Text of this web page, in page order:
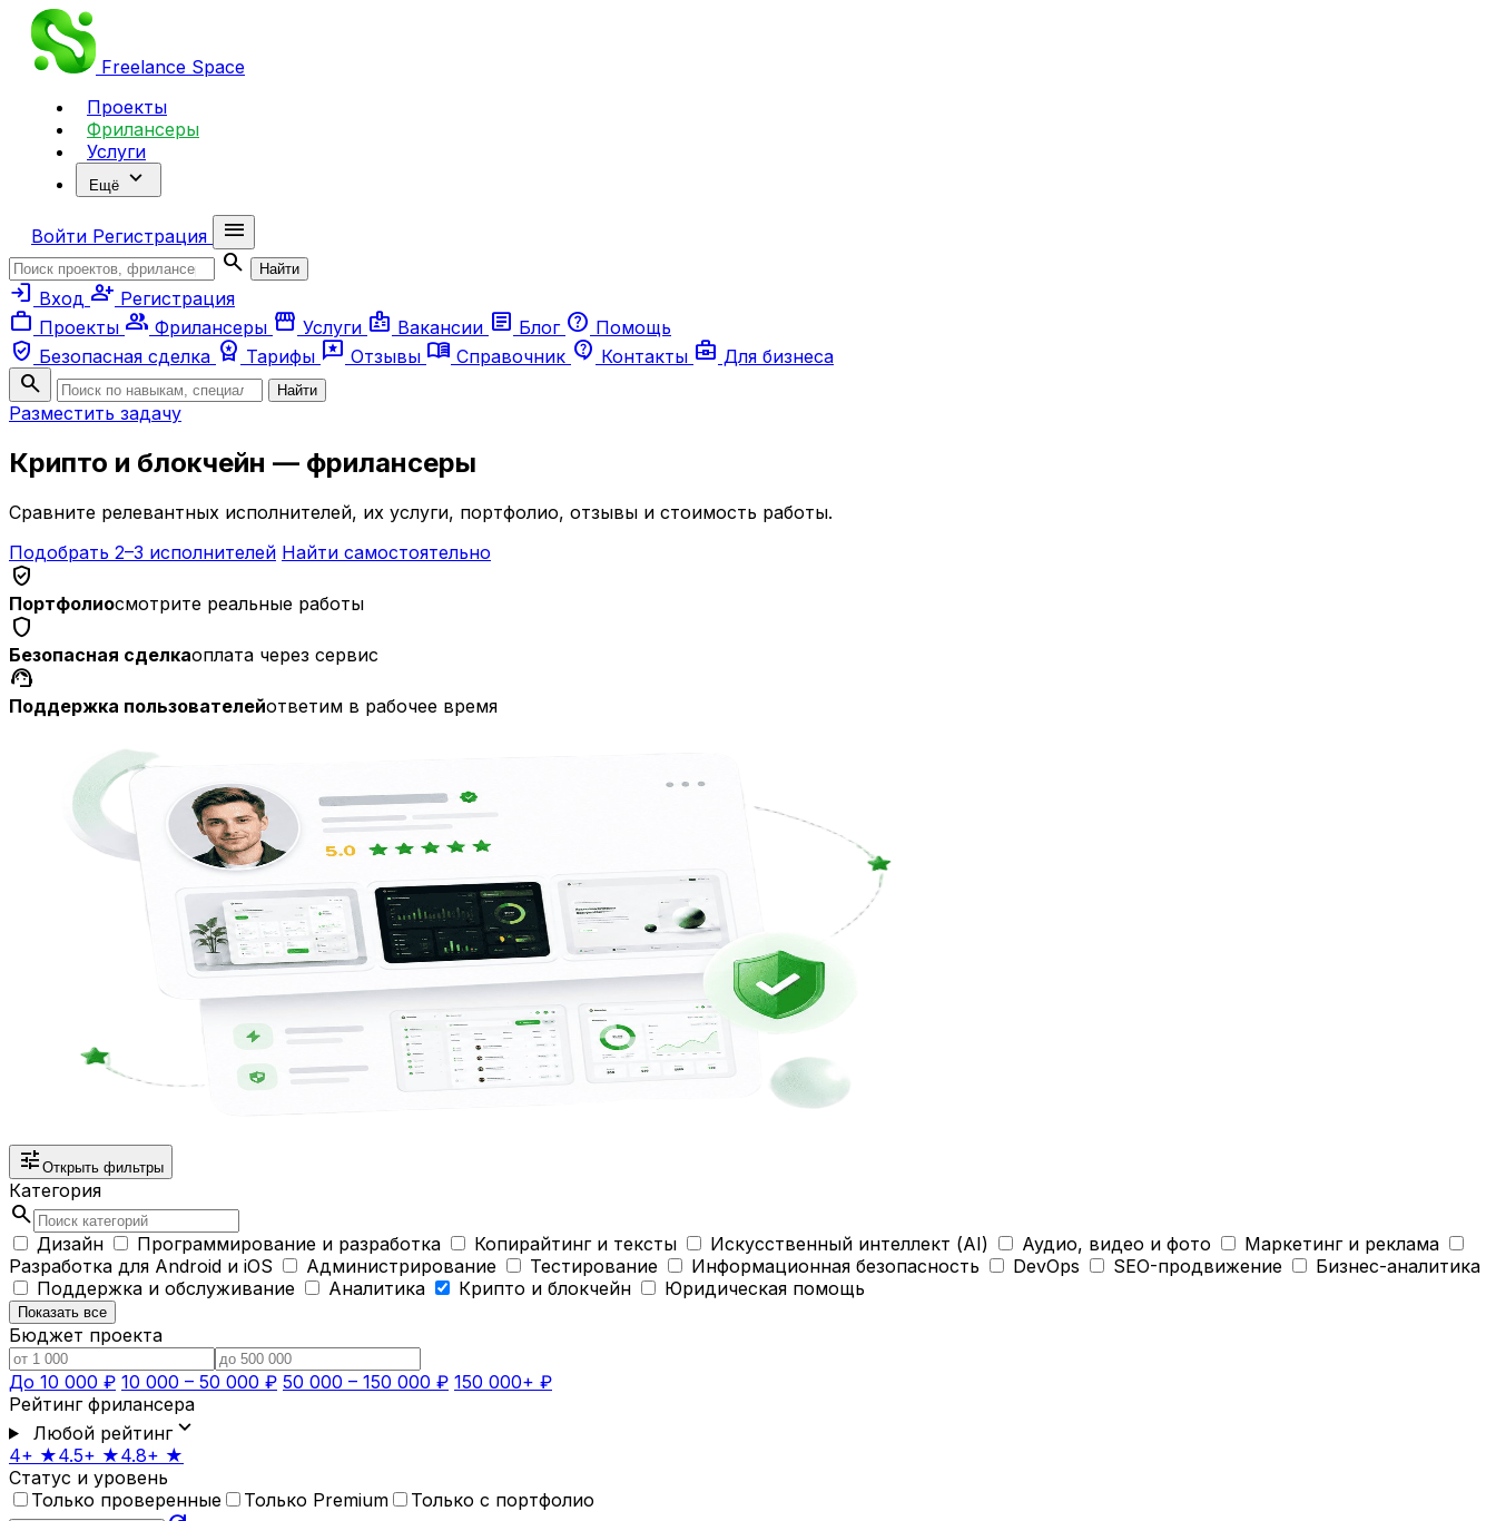
Freelance Space
Проекты
Фрилансеры
Услуги
Ещё expand_more
Войти Регистрация
menu
search
Найти
login Вход person_add Регистрация
work Проекты group Фрилансеры storefront Услуги badge Вакансии article Блог help Помощь
verified_user Безопасная сделка workspace_premium Тарифы reviews Отзывы menu_book Справочник contact_support Контакты business_center Для бизнеса
search Найти
Разместить задачу
Крипто и блокчейн — фрилансеры
Сравните релевантных исполнителей, их услуги, портфолио, отзывы и стоимость работы.
Подобрать 2–3 исполнителей Найти самостоятельно
verified_user
Портфолиосмотрите реальные работы
shield
Безопасная сделкаоплата через сервис
support_agent
Поддержка пользователейответим в рабочее время
tune Открыть фильтры
Категория
search
Дизайн Программирование и разработка Копирайтинг и тексты Искусственный интеллект (AI) Аудио, видео и фото
Маркетинг и реклама
Разработка для Android и iOS
Администрирование Тестирование Информационная безопасность DevOps SEO-продвижение
Бизнес-аналитика
Поддержка и обслуживание
Аналитика Крипто и блокчейн Юридическая помощь
Показать все
Бюджет проекта
До 10 000 ₽ 10 000 – 50 000 ₽ 50 000 – 150 000 ₽ 150 000+ ₽
Рейтинг фрилансера
Любой рейтингexpand_more
4+ ★4.5+ ★4.8+ ★
Статус и уровень
Только проверенные
Только Premium Только с портфолио